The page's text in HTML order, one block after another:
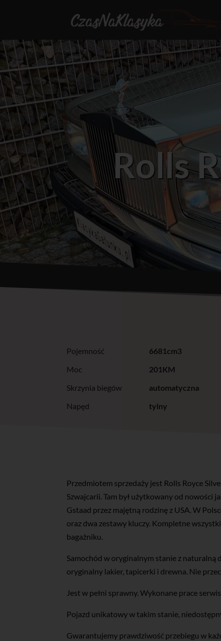
Rolls
Pojemność
6681cm3
Moc
201KM
Skrzynia biegów
automatyczna
Napęd
tylny
Przedmiotem sprzedaży jest Rolls Royce
Szwajcarii. Tam był użytkowany od nowości
Gstaad przez majętną rodzinę z USA. W
oraz dwa zestawy kluczy. Kompletne
bagażniku.
Samochód w oryginalnym stanie z naturalną
oryginalny lakier, tapicerki i drewna. Nie
Jest w pełni sprawny. Wykonane prace
Pojazd unikatowy w takim stanie,
Gwarantujemy prawdziwość przebiegu w